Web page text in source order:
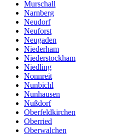
Murschall
Narnberg
Neudorf
Neuforst
Neugaden
Niederham
Niederstockham
Niedling
Nonnreit
Nunbichl
Nunhausen
Nußdorf
Oberfeldkirchen
Oberried
Oberwalchen